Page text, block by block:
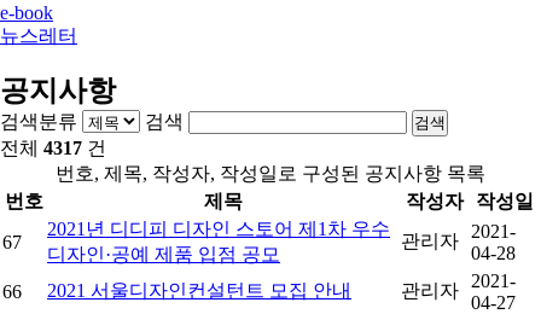
e-book
뉴스레터
공지사항
검색분류 검색 검색
전체 4317 건
번호, 제목, 작성자, 작성일로 구성된 공지사항 목록
번호
제목 작성자
작성일
67
2021년 디디피 디자인 스토어 제1차 우수
디자인·공예 제품 입점 공모
관리자
2021-
04-28
66
2021 서울디자인컨설턴트 모집 안내 관리자
2021-
04-27